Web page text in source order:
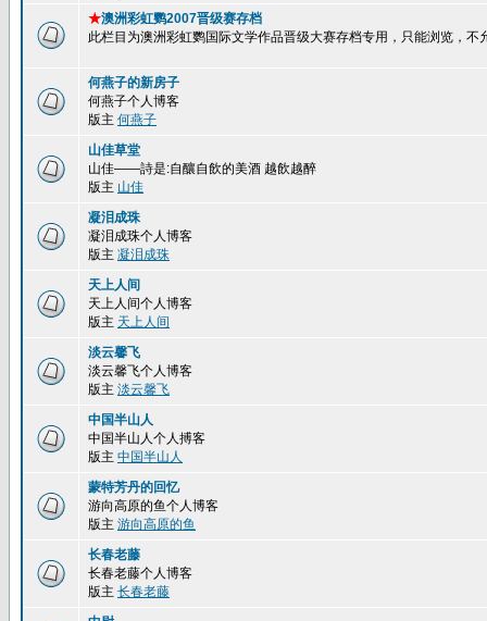
★澳洲彩虹鹦2007晋级赛存档
此栏目为澳洲彩虹鹦国际文学作品晋级大赛存档专用，只能浏览，
何燕子的新房子
何燕子个人博客
版主 何燕子
山佳草堂
山佳——詩是:自釀自飲的美酒 越飲越醉
版主 山佳
凝泪成珠
凝泪成珠个人博客
版主 凝泪成珠
天上人间
天上人间个人博客
版主 天上人间
淡云馨飞
淡云馨飞个人博客
版主 淡云馨飞
中国半山人
中国半山人个人搏客
版主 中国半山人
蒙特芳丹的回忆
游向高原的鱼个人博客
版主 游向高原的鱼
长春老藤
长春老藤个人博客
版主 长春老藤